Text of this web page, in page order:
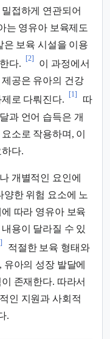
접하게 연관되어
는 영유아 보육제도
은 보육 시설을 이용
다.
[2]
이 과정에서
공은 유아의 건강
로 다뤄진다.
[1]
따
과 언어 습득은 개
소로 작용하며, 이
다.
개별적인 요인에
양한 위험 요소에 노
따라 영유아 보육
용이 달라질 수 있
적절한 보육 형태와
아의 성장 발달에
존재한다. 따라서
인 지원과 사회적
.